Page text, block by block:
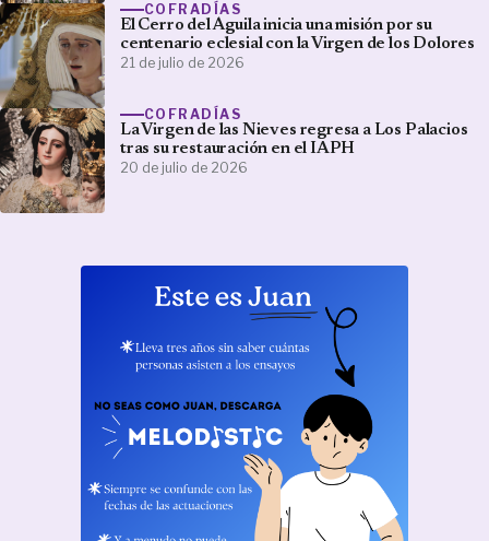
COFRADÍAS
El Cerro del Águila inicia una misión por su
centenario eclesial con la Virgen de los Dolores
21 de julio de 2026
COFRADÍAS
La Virgen de las Nieves regresa a Los Palacios
tras su restauración en el IAPH
20 de julio de 2026